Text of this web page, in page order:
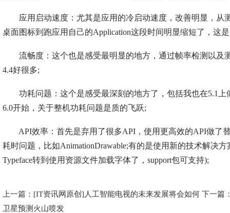
应用启动速度：尤其是应用的冷启动速度，改善明显，从
桌面图标到跑应用自己的Application这段时间明显缩短了，这
流畅度：这个也是感受最明显的地方，通过帧率检测以及
4.4好很多;
功耗问题：这个是感受最深刻的地方了，包括我也在5.1上
6.0开始，关于整机功耗问题是质的飞跃;
API效率：首先是弃用了很多API，使用更高效的API做了
耗时问题，比如AnimationDrawable;有的是使用新的技术解决
Typeface转到使用资源文件加载字体了，support包可支持);
上一篇： [IT资讯网原创]人工智能电视的未来发展将会如何 下一篇
卫星预测火山喷发